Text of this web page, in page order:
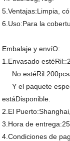
5.Ventajas:Limpia,
6.Uso:Para la
Embalaje y envíO:
1.Envasado
No estéRil:200pcs/
Y el paquete
estáDisponible.
2.El
3.Hora de
4.Condiciones de